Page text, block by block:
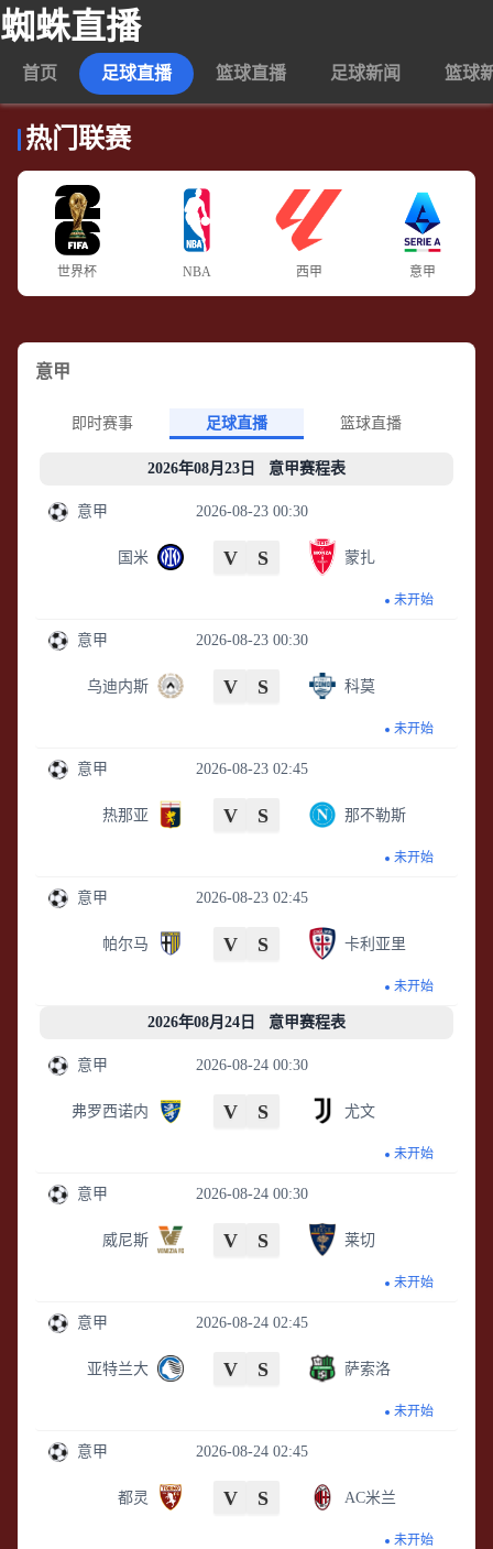
蜘蛛直播
首页 足球直播 篮球直播 足球新闻 篮球
热门联赛
世界杯 NBA 西甲 意甲
意甲
即时赛事 足球直播 篮球直播
2026年08月23日 意甲赛程表
2026-08-23 00:30
意甲
国米 V S 蒙扎
未开始
2026-08-23 00:30
意甲
乌迪内斯 V S 科莫
未开始
2026-08-23 02:45
意甲
热那亚 V S 那不勒斯
未开始
2026-08-23 02:45
意甲
帕尔马 V S 卡利亚里
未开始
2026年08月24日 意甲赛程表
2026-08-24 00:30
意甲
弗罗西诺内 V S 尤文
未开始
2026-08-24 00:30
意甲
威尼斯 V S 莱切
未开始
2026-08-24 02:45
意甲
亚特兰大 V S 萨索洛
未开始
2026-08-24 02:45
意甲
都灵 V S AC米兰
未开始